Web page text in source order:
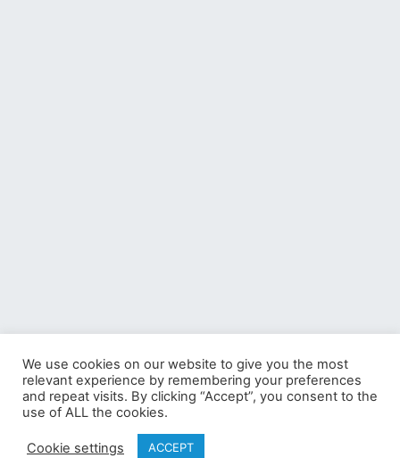
©2002-2026 COWBELL Corporation
We use cookies on our website to give you the most
relevant experience by remembering your preferences
and repeat visits. By clicking “Accept”, you consent to the
use of ALL the cookies.
Cookie settings ACCEPT